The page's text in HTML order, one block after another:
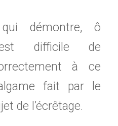
démontre, ô
difficile de
à ce
fait par le
de l’écrêtage.